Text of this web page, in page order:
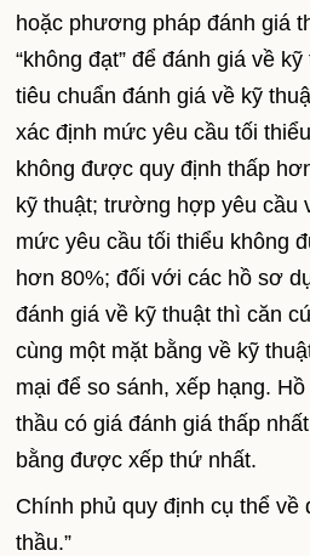
hoặc phương pháp đánh giá
“không đạt” để đánh giá về
tiêu chuẩn đánh giá về kỹ
xác định mức yêu cầu tối
không được quy định thấp
kỹ thuật; trường hợp yêu cầu
mức yêu cầu tối thiểu không
hơn 80%; đối với các hồ sơ
đánh giá về kỹ thuật thì căn
cùng một mặt bằng về kỹ
mại để so sánh, xếp hạng.
thầu có giá đánh giá thấp
bằng được xếp thứ nhất.
Chính phủ quy định cụ thể
thầu.”